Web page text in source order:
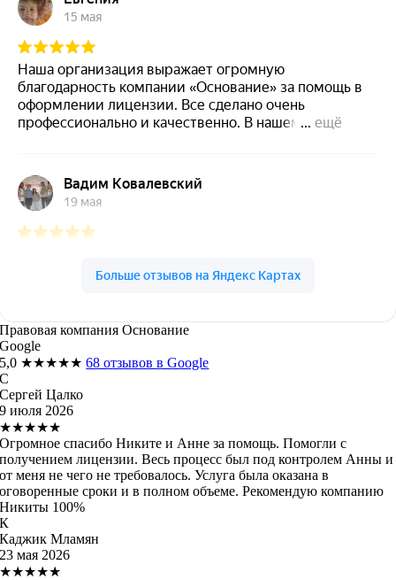
Правовая компания Основание
Google
5,0 ★★★★★68 отзывов в Google
С
Сергей Цалко
9 июля 2026
★★★★★
Огромное спасибо Никите и Анне за помощь. Помогли с
получением лицензии. Весь процесс был под контролем Анны и
от меня не чего не требовалось. Услуга была оказана в
оговоренные сроки и в полном объеме. Рекомендую компанию
Никиты 100%
К
Каджик Мламян
23 мая 2026
★★★★★